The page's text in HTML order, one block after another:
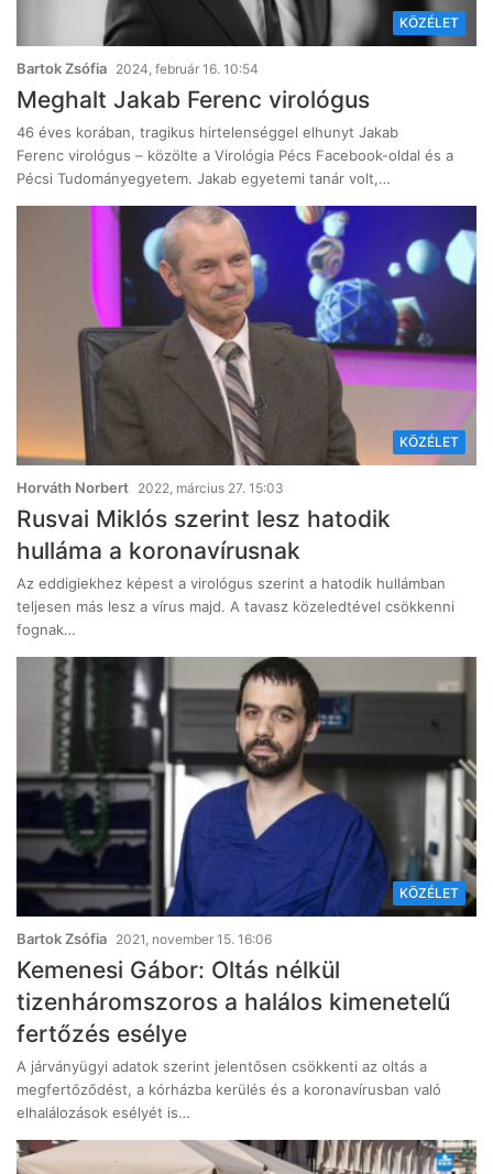
KÖZÉLET
Bartok Zsófia 2024, február 16. 10:54
Meghalt Jakab Ferenc virológus
46 éves korában, tragikus hirtelenséggel elhunyt Jakab
Ferenc virológus – közölte a Virológia Pécs Facebook-oldal és a
Pécsi Tudományegyetem. Jakab egyetemi tanár volt,…
KÖZÉLET
Horváth Norbert 2022, március 27. 15:03
Rusvai Miklós szerint lesz hatodik
hulláma a koronavírusnak
Az eddigiekhez képest a virológus szerint a hatodik hullámban
teljesen más lesz a vírus majd. A tavasz közeledtével csökkenni
fognak…
KÖZÉLET
Bartok Zsófia 2021, november 15. 16:06
Kemenesi Gábor: Oltás nélkül
tizenháromszoros a halálos kimenetelű
fertőzés esélye
A járványügyi adatok szerint jelentősen csökkenti az oltás a
megfertőződést, a kórházba kerülés és a koronavírusban való
elhalálozások esélyét is…